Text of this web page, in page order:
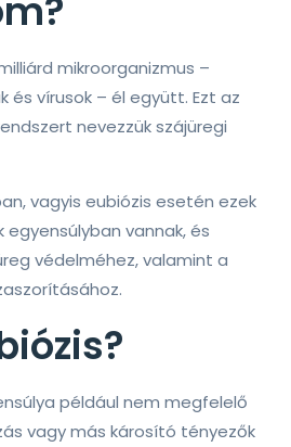
mikroorganizmus –
és vírusok – él együtt. Ezt az
nevezzük szájüregi
vagyis eubiózis esetén ezek
vannak, és
védelméhez, valamint a
például nem megfelelő
vagy más károsító tényezők